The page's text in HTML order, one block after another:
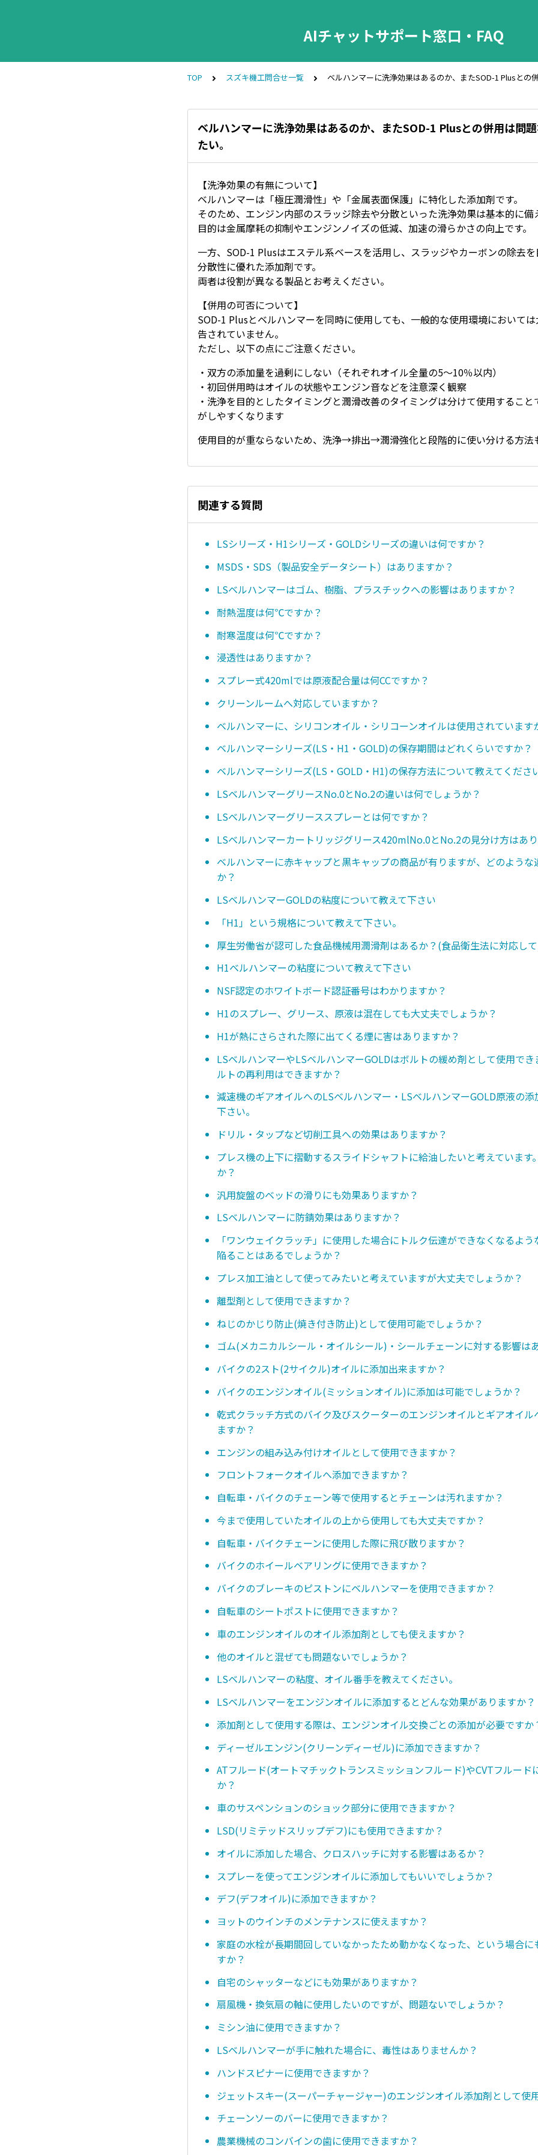
AIチャットサポート窓口・FAQ
TOP スズキ機工問合せ一覧 ベルハンマーに洗浄効果はあるのか、またSOD-1 Plusとの
ベルハンマーに洗浄効果はあるのか、またSOD-1 Plusとの併用は問
たい。
【洗浄効果の有無について】
ベルハンマーは「極圧潤滑性」や「金属表面保護」に特化した添加剤です。
そのため、エンジン内部のスラッジ除去や分散といった洗浄効果は基本的に備
目的は金属摩耗の抑制やエンジンノイズの低減、加速の滑らかさの向上です。
一方、SOD-1 Plusはエステル系ベースを活用し、スラッジやカーボンの除去
分散性に優れた添加剤です。
両者は役割が異なる製品とお考えください。
【併用の可否について】
SOD-1 Plusとベルハンマーを同時に使用しても、一般的な使用環境において
告されていません。
ただし、以下の点にご注意ください。
・双方の添加量を過剰にしない（それぞれオイル全量の5〜10％以内）
・初回併用時はオイルの状態やエンジン音などを注意深く観察
・洗浄を目的としたタイミングと潤滑改善のタイミングは分けて使用すること
がしやすくなります
使用目的が重ならないため、洗浄→排出→潤滑強化と段階的に使い分ける方法
関連する質問
LSシリーズ・H1シリーズ・GOLDシリーズの違いは何ですか？
MSDS・SDS（製品安全データシート）はありますか？
LSベルハンマーはゴム、樹脂、プラスチックへの影響はありますか？
耐熱温度は何℃ですか？
耐寒温度は何℃ですか？
浸透性はありますか？
スプレー式420mlでは原液配合量は何CCですか？
クリーンルームへ対応していますか？
ベルハンマーに、シリコンオイル・シリコーンオイルは使用されています
ベルハンマーシリーズ(LS・H1・GOLD)の保存期間はどれくらいですか？
ベルハンマーシリーズ(LS・GOLD・H1)の保存方法について教えてくださ
LSベルハンマーグリースNo.0とNo.2の違いは何でしょうか？
LSベルハンマーグリーススプレーとは何ですか？
LSベルハンマーカートリッジグリース420mlNo.0とNo.2の見分け方はあ
ベルハンマーに赤キャップと黒キャップの商品が有りますが、どのような
か？
LSベルハンマーGOLDの粘度について教えて下さい
「H1」という規格について教えて下さい。
厚生労働省が認可した食品機械用潤滑剤はあるか？(食品衛生法に対応し
H1ベルハンマーの粘度について教えて下さい
NSF認定のホワイトボード認証番号はわかりますか？
H1のスプレー、グリース、原液は混在しても大丈夫でしょうか？
H1が熱にさらされた際に出てくる煙に害はありますか？
LSベルハンマーやLSベルハンマーGOLDはボルトの緩め剤として使用で
ルトの再利用はできますか？
減速機のギアオイルへのLSベルハンマー・LSベルハンマーGOLD原液の添
下さい。
ドリル・タップなど切削工具への効果はありますか？
プレス機の上下に摺動するスライドシャフトに給油したいと考えています
か？
汎用旋盤のベッドの滑りにも効果ありますか？
LSベルハンマーに防錆効果はありますか？
「ワンウェイクラッチ」に使用した場合にトルク伝達ができなくなるよ
陥ることはあるでしょうか？
プレス加工油として使ってみたいと考えていますが大丈夫でしょうか？
離型剤として使用できますか？
ねじのかじり防止(焼き付き防止)として使用可能でしょうか？
ゴム(メカニカルシール・オイルシール)・シールチェーンに対する影響は
バイクの2スト(2サイクル)オイルに添加出来ますか？
バイクのエンジンオイル(ミッションオイル)に添加は可能でしょうか？
乾式クラッチ方式のバイク及びスクーターのエンジンオイルとギアオイル
ますか？
エンジンの組み込み付けオイルとして使用できますか？
フロントフォークオイルへ添加できますか？
自転車・バイクのチェーン等で使用するとチェーンは汚れますか？
今まで使用していたオイルの上から使用しても大丈夫ですか？
自転車・バイクチェーンに使用した際に飛び散りますか？
バイクのホイールベアリングに使用できますか？
バイクのブレーキのピストンにベルハンマーを使用できますか？
自転車のシートポストに使用できますか？
車のエンジンオイルのオイル添加剤としても使えますか？
他のオイルと混ぜても問題ないでしょうか？
LSベルハンマーの粘度、オイル番手を教えてください。
LSベルハンマーをエンジンオイルに添加するとどんな効果がありますか？
添加剤として使用する際は、エンジンオイル交換ごとの添加が必要ですか
ディーゼルエンジン(クリーンディーゼル)に添加できますか？
ATフルード(オートマチックトランスミッションフルード)やCVTフルード
か？
車のサスペンションのショック部分に使用できますか？
LSD(リミテッドスリップデフ)にも使用できますか？
オイルに添加した場合、クロスハッチに対する影響はあるか？
スプレーを使ってエンジンオイルに添加してもいいでしょうか？
デフ(デフオイル)に添加できますか？
ヨットのウインチのメンテナンスに使えますか？
家庭の水栓が長期間回していなかったため動かなくなった、という場合に
すか？
自宅のシャッターなどにも効果がありますか？
扇風機・換気扇の軸に使用したいのですが、問題ないでしょうか？
ミシン油に使用できますか？
LSベルハンマーが手に触れた場合に、毒性はありませんか？
ハンドスピナーに使用できますか？
ジェットスキー(スーパーチャージャー)のエンジンオイル添加剤として使
チェーンソーのバーに使用できますか？
農業機械のコンバインの歯に使用できますか？